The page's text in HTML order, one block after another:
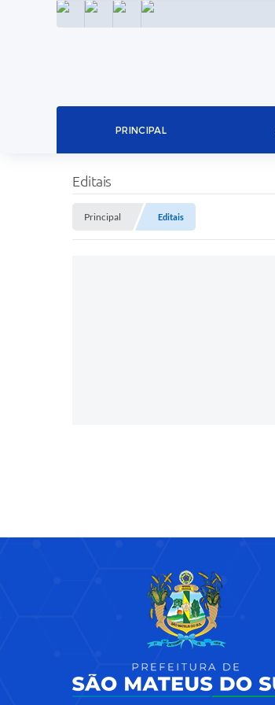
INSTAGRAMFACEBOOKLINKEDIN
PRINCIPAL
Editais
Principal Editais